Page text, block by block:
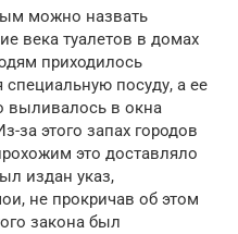
можно назвать
века туалетов в домах
приходилось
специальную посуду, а ее
выливалось в окна
за этого запах городов
это доставляло
издан указ,
не прокричав об этом
закона был